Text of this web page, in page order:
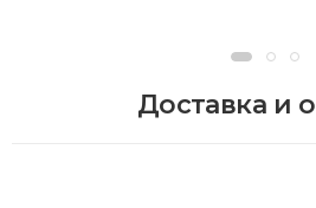
Доставка и